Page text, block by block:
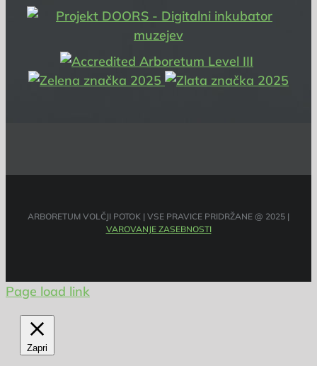
ARBORETUM VOLČJI POTOK | VSE PRAVICE PRIDRŽANE @ 2025 |
VAROVANJE ZASEBNOSTI
Page load link
Zapri